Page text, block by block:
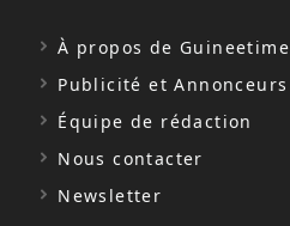
À propos de Guineetime
Publicité et Annonceurs
Équipe de rédaction
Nous contacter
Newsletter